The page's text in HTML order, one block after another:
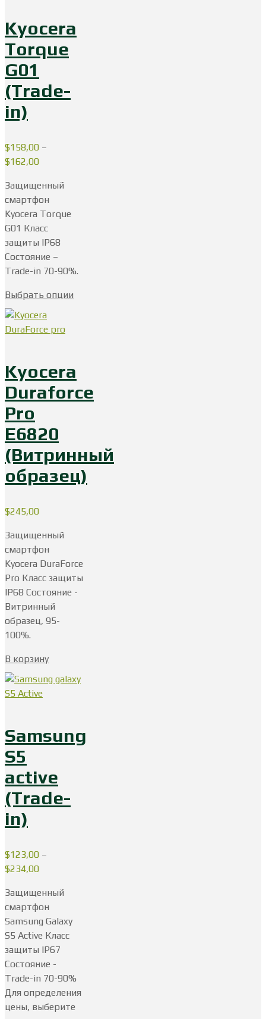
Kyocera
Torque
G01
(Trade-
in)
$158,00 –
$162,00
Защищенный
смартфон
Kyocera Torque
G01 Класс
защиты IP68
Состояние –
Trade-in 70-90%.
Выбрать опции
Kyocera
Duraforce
Pro
E6820
(Витринный
образец)
$245,00
Защищенный
смартфон
Kyocera DuraForce
Pro Класс защиты
IP68 Состояние -
Витринный
образец, 95-
100%.
В корзину
Samsung
S5
active
(Trade-
in)
$123,00 –
$234,00
Защищенный
смартфон
Samsung Galaxy
S5 Active Класс
защиты IP67
Состояние -
Trade-in 70-90%
Для определения
цены, выберите